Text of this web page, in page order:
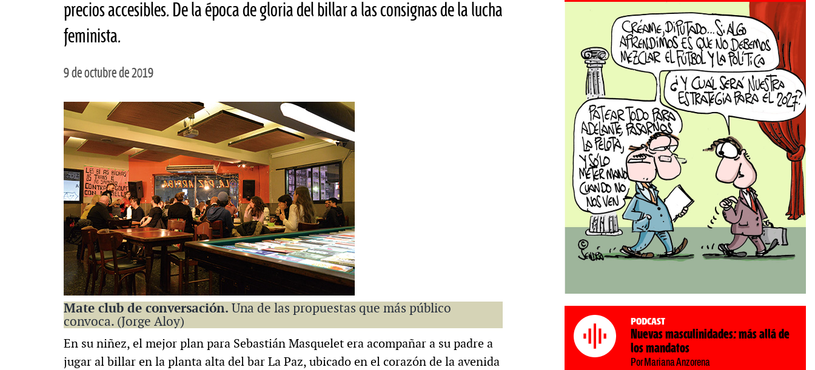
precios accesibles. De la época de gloria del billar a las consignas de la lucha
feminista.
9 de octubre de 2019
Mate club de conversación. Una de las propuestas que más público
convoca. (Jorge Aloy)
En su niñez, el mejor plan para Sebastián Masquelet era acompañar a su padre a
jugar al billar en la planta alta del bar La Paz, ubicado en el corazón de la avenida
Podcast
Nuevas masculinidades: más allá de
los mandatos
Por Mariana Anzorena